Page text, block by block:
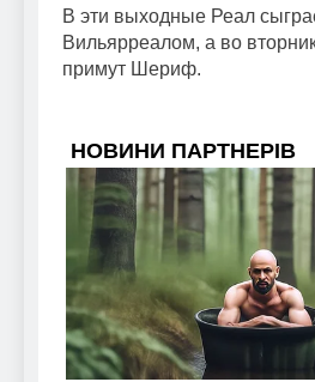
В эти выходные Реал
Вильярреалом, а во
примут Шериф.